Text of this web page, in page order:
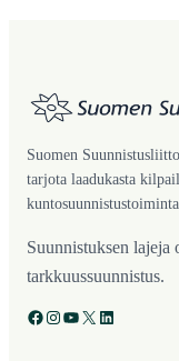
Suomen
tarjota laadukasta
Suunnistuksen
tarkkuussuunnistus.
Facebook Instagram YouTube X LinkedIn